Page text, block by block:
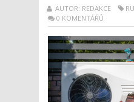
AUTOR: REDAKCE
0 KOMENTÁŘŮ